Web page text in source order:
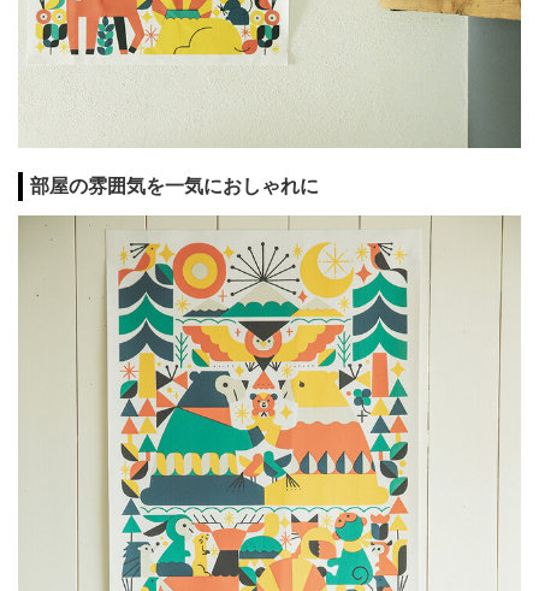
部屋の雰囲気を一気におしゃれに